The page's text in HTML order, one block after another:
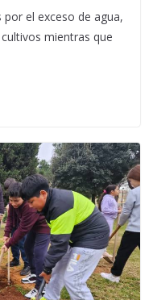
por el exceso de agua,
mientras que